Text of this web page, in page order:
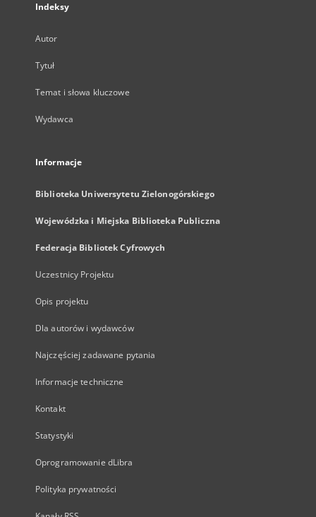
Indeksy
Autor
Tytuł
Temat i słowa kluczowe
Wydawca
Informacje
Biblioteka Uniwersytetu Zielonogórskiego
Wojewódzka i Miejska Biblioteka Publiczna
Federacja Bibliotek Cyfrowych
Uczestnicy Projektu
Opis projektu
Dla autorów i wydawców
Najczęściej zadawane pytania
Informacje techniczne
Kontakt
Statystyki
Oprogramowanie dLibra
Polityka prywatności